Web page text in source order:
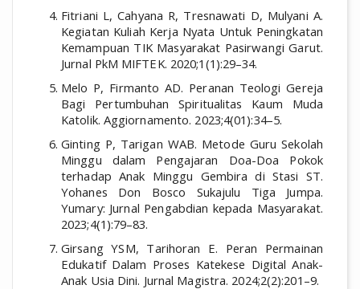
Fitriani L, Cahyana R, Tresnawati D, Mulyani A.
Kegiatan Kuliah Kerja Nyata Untuk Peningkatan
Kemampuan TIK Masyarakat Pasirwangi Garut.
Jurnal PkM MIFTEK. 2020;1(1):29–34.
Melo P, Firmanto AD. Peranan Teologi Gereja
Bagi Pertumbuhan Spiritualitas Kaum Muda
Katolik. Aggiornamento. 2023;4(01):34–5.
Ginting P, Tarigan WAB. Metode Guru Sekolah
Minggu dalam Pengajaran Doa-Doa Pokok
terhadap Anak Minggu Gembira di Stasi ST.
Yohanes Don Bosco Sukajulu Tiga Jumpa.
Yumary: Jurnal Pengabdian kepada Masyarakat.
2023;4(1):79–83.
Girsang YSM, Tarihoran E. Peran Permainan
Edukatif Dalam Proses Katekese Digital Anak-
Anak Usia Dini. Jurnal Magistra. 2024;2(2):201–9.